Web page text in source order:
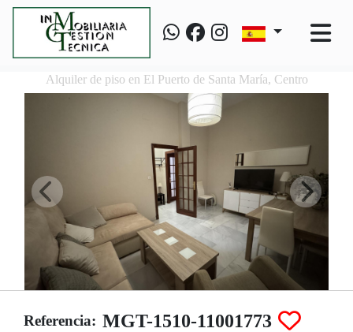
Alquiler de piso en El Puerto de Santa María, Centro
Referencia: MGT-1510-11001773